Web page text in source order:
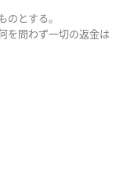
とする。
を問わず一切の返金は